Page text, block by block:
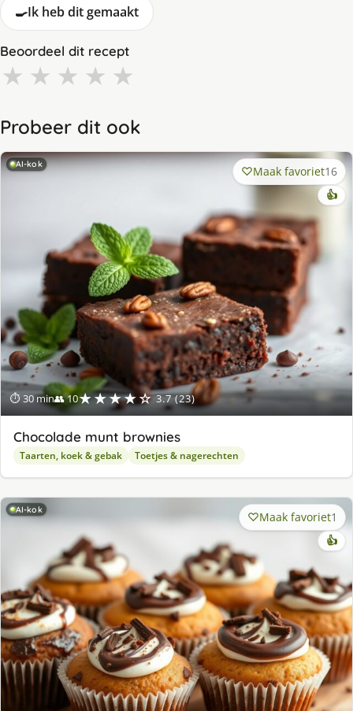
🍳Ik heb dit gemaakt
Beoordeel dit recept
★ ★ ★ ★ ★
Probeer dit ook
AI-kok
⏱ 30 min👥 10★★★★☆ 3.7 (23)
Maak favoriet16
👍
Chocolade munt brownies
Taarten, koek & gebak Toetjes & nagerechten
AI-kok Maak favoriet1
👍